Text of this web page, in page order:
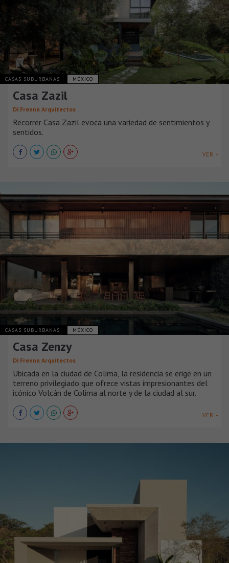
CASAS SUBURBANAS MÉXICO
Casa Zazil
Di Frenna Arquitectos
Recorrer Casa Zazil evoca una variedad de sentimientos y
sentidos.
VER +
CASAS SUBURBANAS MÉXICO
Casa Zenzy
Di Frenna Arquitectos
Ubicada en la ciudad de Colima, la residencia se erige en un
terreno privilegiado que ofrece vistas impresionantes del
icónico Volcán de Colima al norte y de la ciudad al sur.
VER +